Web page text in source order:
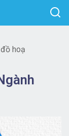
hoạ